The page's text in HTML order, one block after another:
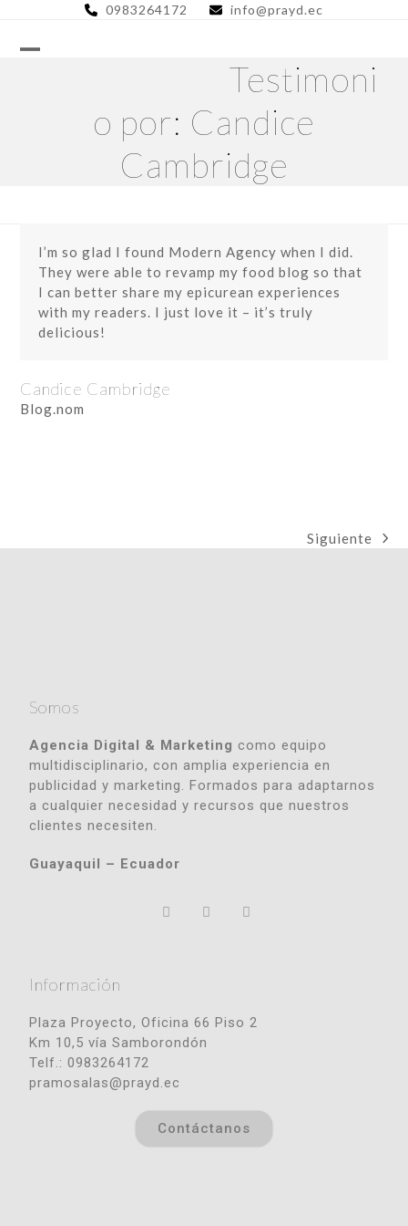
content
0983264172 info@prayd.ec
Testimoni
o por: Candice
Cambridge
I’m so glad I found Modern Agency when I did.
They were able to revamp my food blog so that
I can better share my epicurean experiences
with my readers. I just love it – it’s truly
delicious!
Candice Cambridge
Blog.nom
Siguiente
Somos
Agencia Digital & Marketing como equipo
multidisciplinario, con amplia experiencia en
publicidad y marketing. Formados para adaptarnos
a cualquier necesidad y recursos que nuestros
clientes necesiten.
Guayaquil – Ecuador
Información
Plaza Proyecto, Oficina 66 Piso 2
Km 10,5 vía Samborondón
Telf.: 0983264172
pramosalas@prayd.ec
Contáctanos